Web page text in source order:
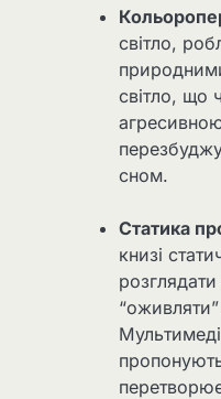
світло,
світло, що
сном.
Статика
книзі